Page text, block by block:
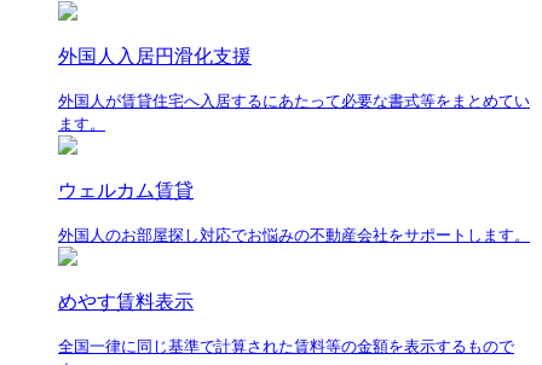
外国人入居円滑化支援
外国人が賃貸住宅へ入居するにあたって必要な書式等をまとめてい
ます。
ウェルカム賃貸
外国人のお部屋探し対応でお悩みの不動産会社をサポートします。
めやす賃料表示
全国一律に同じ基準で計算された賃料等の金額を表示するもので